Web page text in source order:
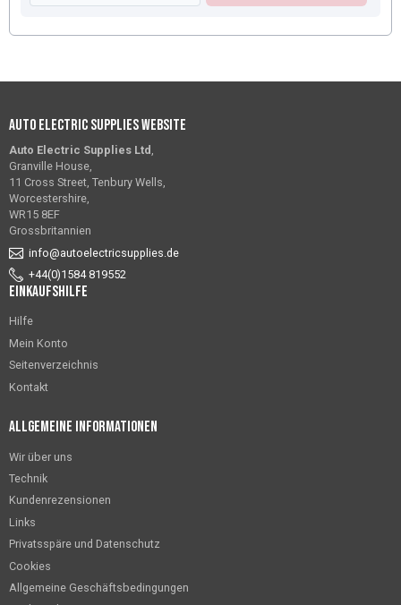
Auto Electric Supplies Website
Auto Electric Supplies Ltd ,
Granville House,
11 Cross Street, Tenbury Wells,
Worcestershire,
WR15 8EF
Grossbritannien
info@autoelectricsupplies.de
+44(0)1584 819552
Einkaufshilfe
Hilfe
Mein Konto
Seitenverzeichnis
Kontakt
Allgemeine Informationen
Wir über uns
Technik
Kundenrezensionen
Links
Privatsspäre und Datenschutz
Cookies
Allgemeine Geschäftsbedingungen